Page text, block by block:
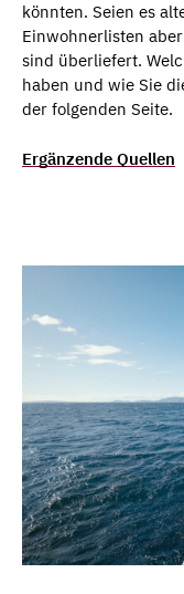
könnten. Seien es
Einwohnerlisten
sind überliefert.
haben und wie Sie
der folgenden Seite.
Ergänzende Quellen